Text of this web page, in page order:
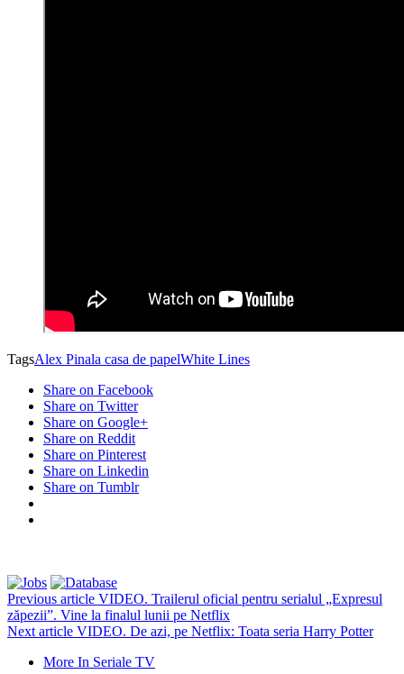
TagsAlex Pinala casa de papelWhite Lines
Share on Facebook
Share on Twitter
Share on Google+
Share on Reddit
Share on Pinterest
Share on Linkedin
Share on Tumblr
Previous article VIDEO. Trailerul oficial pentru serialul „Expresul
zăpezii”. Vine la finalul lunii pe Netflix
Next article VIDEO. De azi, pe Netflix: Toata seria Harry Potter
More In Seriale TV